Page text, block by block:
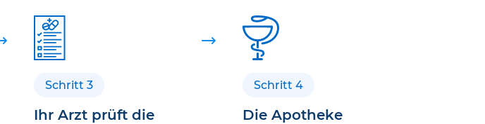
Schritt 3
Ihr Arzt prüft die
Schritt 4
Die Apotheke